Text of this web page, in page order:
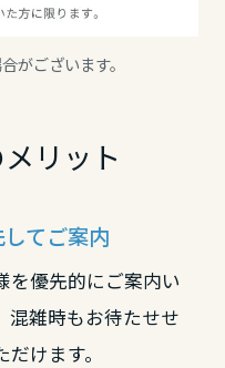
がございます。
リット
てご案内
を優先的にご案内い
混雑時もお待たせせ
けます。